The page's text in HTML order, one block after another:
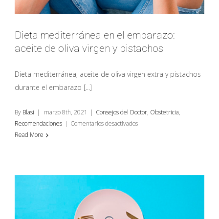
Dieta mediterránea en el embarazo:
aceite de oliva virgen y pistachos
Dieta mediterránea, aceite de oliva virgen extra y pistachos
durante el embarazo [...]
By Blasi | marzo 8th, 2021 | Consejos del Doctor, Obstetricia,
Recomendaciones | Comentarios desactivadosen
de
oliva
Read More